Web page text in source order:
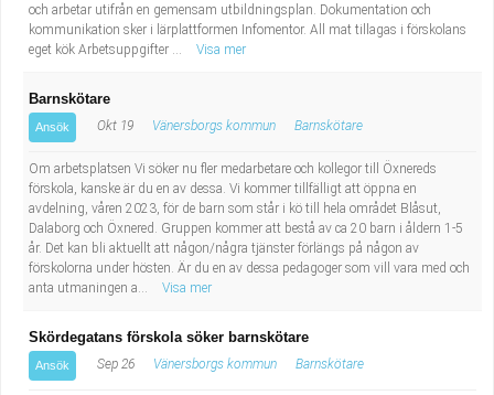
och arbetar utifrån en gemensam utbildningsplan. Dokumentation och
kommunikation sker i lärplattformen Infomentor. All mat tillagas i förskolans
eget kök Arbetsuppgifter ...
Visa mer
Barnskötare
Ansök Okt 19 Vänersborgs kommun Barnskötare
Om arbetsplatsen Vi söker nu fler medarbetare och kollegor till Öxnereds
förskola, kanske är du en av dessa. Vi kommer tillfälligt att öppna en
avdelning, våren 2023, för de barn som står i kö till hela området Blåsut,
Dalaborg och Öxnered. Gruppen kommer att bestå av ca 20 barn i åldern 1-5
år. Det kan bli aktuellt att någon/några tjänster förlängs på någon av
förskolorna under hösten. Är du en av dessa pedagoger som vill vara med och
anta utmaningen a...
Visa mer
Skördegatans förskola söker barnskötare
Ansök Sep 26 Vänersborgs kommun Barnskötare